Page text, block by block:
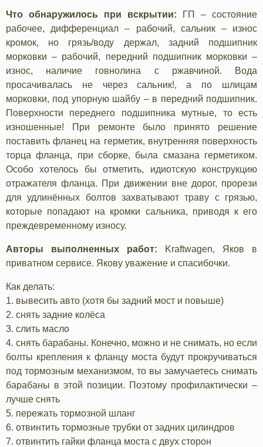
Что обнаружилось при вскрытии: ГП – состояние
рабочее, дифференциал – рабочий, сальник – износ
кромок, но грязь/воду держал, задний подшипник
морковки – рабочий, передний подшипник морковки –
износ, наличие говнолина с ржавчиной. Вода
просачивалась не через сальник!, а по шлицам
морковки, под упорную шайбу – в передний подшипник.
Поверхности переднего подшипника мутные, то есть
изношенные! При ремонте было принято решение
поставить фланец на герметик, внутренняя поверхность
торца фланца, при сборке, была смазана герметиком.
Особо хотелось бы отметить, идиотскую конструкцию
отражателя фланца. При движении вне дорог, прорези
для удлинённых болтов захватывают траву с грязью,
которые попадают на кромки сальника, приводя к его
преждевременному износу.
Авторы выполненных работ:
Kraftwagen, Яков в
приватном сервисе. Якову уважение и спасибочки.
Как делать:
1. вывесить авто (хотя бы задний мост и повыше)
2. снять задние колёса
3. слить масло
4. снять барабаны. Конечно, можно и не снимать, но если
болты крепления к фланцу моста будут прокручиваться
под тормозным механизмом, то вы замучаетесь снимать
барабаны в этой позиции. Поэтому профилактически –
лучше снять
5. пережать тормозной шланг
6. отвинтить тормозные трубки от задних цилиндров
7. отвинтить гайки фланца моста с двух сторон